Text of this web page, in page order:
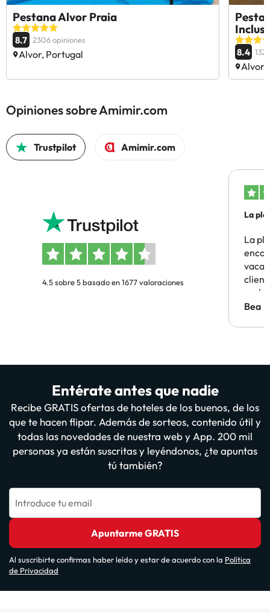
Pestana Alvor Praia
8.7 2306 opiniones
Alvor, Portugal 8.4
Alvor,
Opiniones sobre Amimir.com
Trustpilot Amimir.com
4.5 sobre 5 basado en 1677 valoraciones
La
La
Bea
Entérate antes que nadie
Recibe GRATIS ofertas de hoteles de los buenos, de los
que te hacen flipar. Además de sorteos, contenido útil y
todas las novedades de nuestra web y App. 200 mil
personas ya están suscritas y leyéndonos, ¿te apuntas
tú también?
Introduce tu email
Apuntarme GRATIS
Al suscribirte confirmas haber leído y estar de acuerdo con la Política
de Privacidad